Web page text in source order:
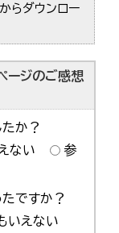
からダウンロー
ージのご感想
か？
ない
参
ですか？
いえない